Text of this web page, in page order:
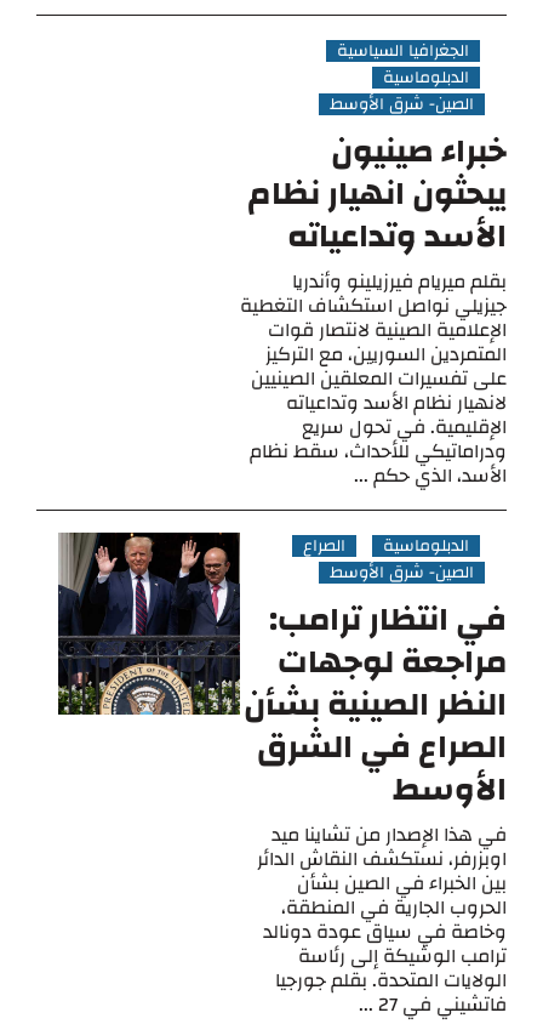
الجغرافيا السياسية
الدبلوماسية
الصين- شرق الأوسط
خبراء صينيون
يبحثون انهيار نظام
الأسد وتداعياته
بقلم ميريام فيرزيلينو وأندريا
جيزيلي نواصل استكشاف التغطية
الإعلامية الصينية لانتصار قوات
المتمردين السوريين، مع التركيز
على تفسيرات المعلقين الصينيين
لانهيار نظام الأسد وتداعياته
الإقليمية. في تحول سريع
ودراماتيكي للأحداث، سقط نظام
الأسد، الذي حكم ...
الدبلوماسية
الصراع
الصين- شرق الأوسط
في انتظار ترامب:
مراجعة لوجهات
النظر الصينية بشأن
الصراع في الشرق
الأوسط
في هذا الإصدار من تشاينا ميد
اوبزرفر، نستكشف النقاش الدائر
بين الخبراء في الصين بشأن
الحروب الجارية في المنطقة،
وخاصة في سياق عودة دونالد
ترامب الوشيكة إلى رئاسة
الولايات المتحدة. بقلم جورجيا
فاتشيني في 27 ...